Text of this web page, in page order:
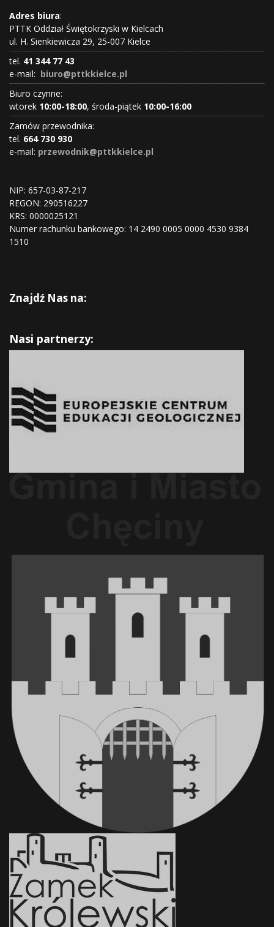
Adres biura:
PTTK Oddział Świętokrzyski w Kielcach
ul. H. Sienkiewicza 29, 25-007 Kielce
tel. 41 344 77 43
e-mail: biuro@pttkkielce.pl
Biuro czynne:
wtorek 10:00-18:00, środa-piątek 10:00-16:00
Zamów przewodnika:
tel. 664 730 930
e-mail: przewodnik@pttkkielce.pl
NIP: 657-03-87-217
REGON: 290516227
KRS: 0000025121
Numer rachunku bankowego: 14 2490 0005 0000 4530 9384
1510
Znajdź Nas na:
Nasi partnerzy: